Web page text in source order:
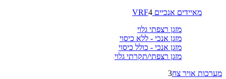
מאיידים אנכיים VRF 4
מזגן רצפתי גלוי
מזגן אנכי - ללא כיסוי
מזגן אנכי - כולל כיסוי
מזגן רצפתי/תקרתי גלוי
מערכות אויר צח3